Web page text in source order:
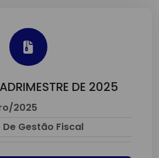
DE 2025
2025
Gestão Fiscal